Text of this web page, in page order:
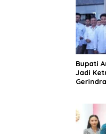
Bupati
Jadi